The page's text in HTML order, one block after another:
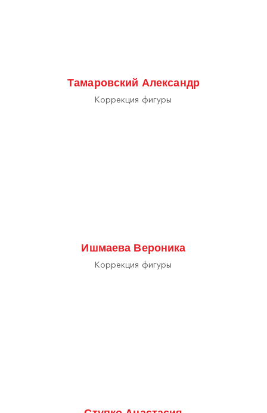
Тамаровский Александр
Коррекция фигуры
Ишмаева Вероника
Коррекция фигуры